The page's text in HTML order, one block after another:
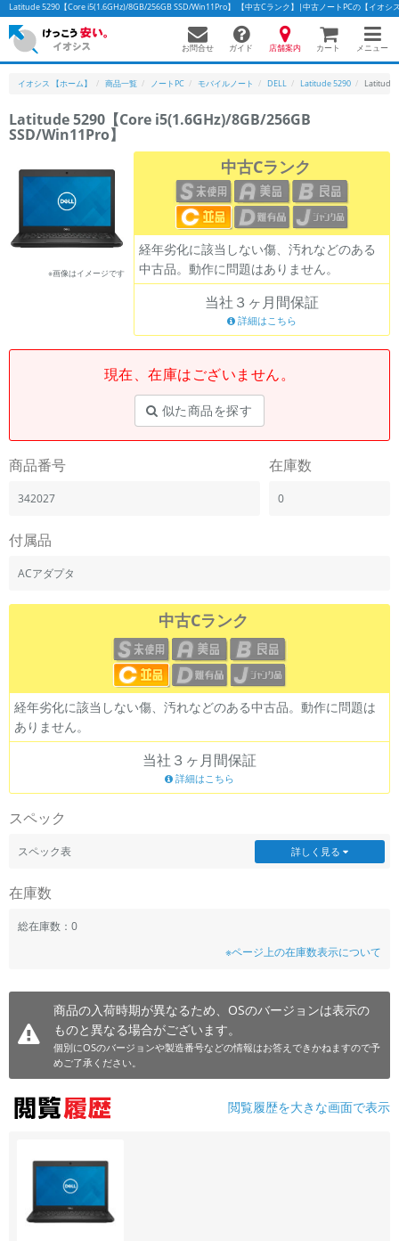
Latitude 5290【Core i5(1.6GHz)/8GB/256GB SSD/Win11Pro】 【中古Cランク】|中古ノートPCの【イオシ
お問合せ ガイド 店舗案内 カート メニュー
イオシス 【ホーム】 商品一覧 ノートPC モバイルノート DELL Latitude 5290 Latitude
Latitude 5290【Core i5(1.6GHz)/8GB/256GB
SSD/Win11Pro】
※画像はイメージです
中古Cランク
経年劣化に該当しない傷、汚れなどのある
中古品。動作に問題はありません。
当社３ヶ月間保証
詳細はこちら
現在、在庫はございません。
似た商品を探す
商品番号
342027
在庫数
0
付属品
ACアダプタ
中古Cランク
経年劣化に該当しない傷、汚れなどのある中古品。動作に問題は
ありません。
当社３ヶ月間保証
詳細はこちら
スペック
スペック表 詳しく見る
在庫数
総在庫数：0
※ページ上の在庫数表示について
商品の入荷時期が異なるため、OSのバージョンは表示の
ものと異なる場合がございます。
個別にOSのバージョンや製造番号などの情報はお答えできかねますので予
めご了承ください。
閲覧履歴を大きな画面で表示